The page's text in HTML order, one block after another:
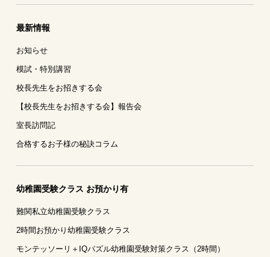
最新情報
お知らせ
模試・特別講習
校長先生をお招きする会
【校長先生をお招きする会】報告会
室長訪問記
合格するお子様の秘訣コラム
幼稚園受験クラス お預かり有
難関私立幼稚園受験クラス
2時間お預かり幼稚園受験クラス
モンテッソーリ＋IQパズル幼稚園受験対策クラス（2時間）